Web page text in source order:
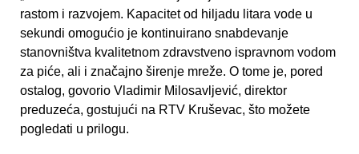
rastom i razvojem. Kapacitet od hilјadu litara vode u
sekundi omogućio je kontinuirano snabdevanje
stanovništva kvalitetnom zdravstveno ispravnom vodom
za piće, ali i značajno širenje mreže. O tome je, pored
ostalog, govorio Vladimir Milosavlјević, direktor
preduzeća, gostujući na RTV Kruševac, što možete
pogledati u prilogu.